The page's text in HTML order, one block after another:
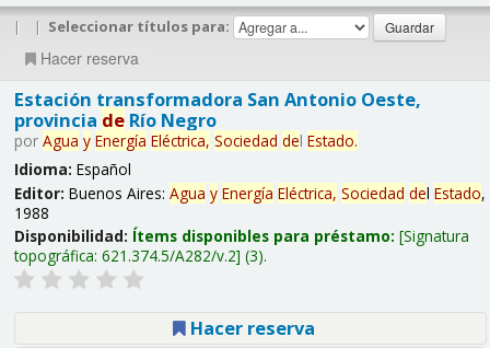
| | Seleccionar títulos para:
Hacer reserva
Estación transformadora San Antonio Oeste,
provincia deRío Negro
por Agua y Energía Eléctrica, Sociedad del Estado.
Idioma: Español
Editor: Buenos Aires: Agua y Energía Eléctrica, Sociedad del Estado,
1988
Disponibilidad: Ítems disponibles para préstamo: Signatura
topográfica: 621.374.5/A282/v.2 (3).
Hacer reserva